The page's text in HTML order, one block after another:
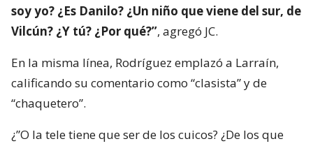
soy yo? ¿Es Danilo? ¿Un niño que viene del sur, de
Vilcún? ¿Y tú? ¿Por qué?”, agregó JC.
En la misma línea, Rodríguez emplazó a Larraín,
calificando su comentario como “clasista” y de
“chaquetero”.
¿”O la tele tiene que ser de los cuicos? ¿De los que